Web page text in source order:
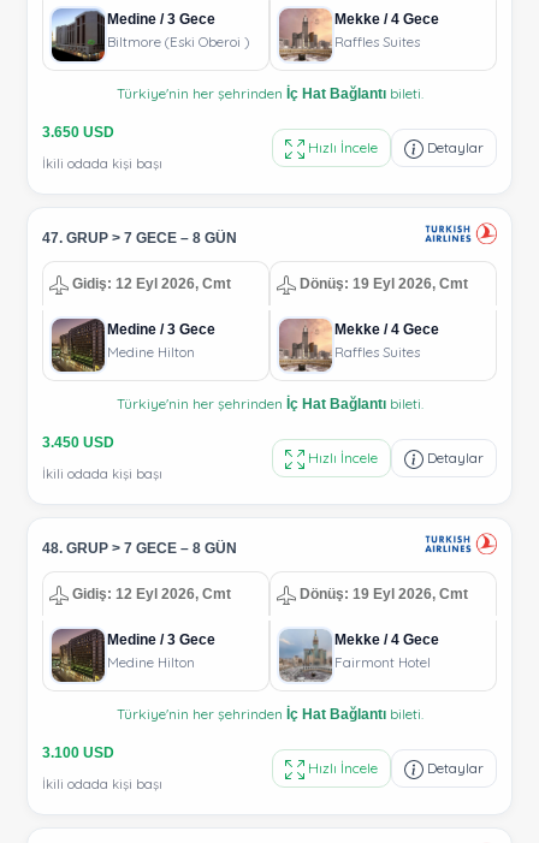
Medine / 3 Gece
Biltmore (Eski Oberoi )
Mekke / 4 Gece
Raffles Suites
Türkiye'nin her şehrinden İç Hat Bağlantıbileti.
3.650 USD
İkili odada kişi başı
Hızlı İncele Detaylar
47. GRUP > 7 GECE – 8 GÜN
Gidiş: 12 Eyl 2026, Cmt Dönüş: 19 Eyl 2026, Cmt
Medine / 3 Gece
Medine Hilton
Mekke / 4 Gece
Raffles Suites
Türkiye'nin her şehrinden İç Hat Bağlantıbileti.
3.450 USD
İkili odada kişi başı
Hızlı İncele Detaylar
48. GRUP > 7 GECE – 8 GÜN
Gidiş: 12 Eyl 2026, Cmt Dönüş: 19 Eyl 2026, Cmt
Medine / 3 Gece
Medine Hilton
Mekke / 4 Gece
Fairmont Hotel
Türkiye'nin her şehrinden İç Hat Bağlantıbileti.
3.100 USD
İkili odada kişi başı
Hızlı İncele Detaylar